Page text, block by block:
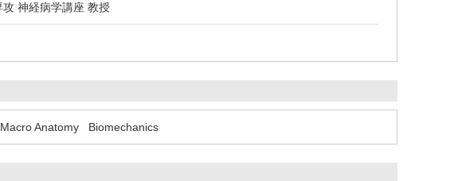
神経病学講座 教授
Macro Anatomy Biomechanics